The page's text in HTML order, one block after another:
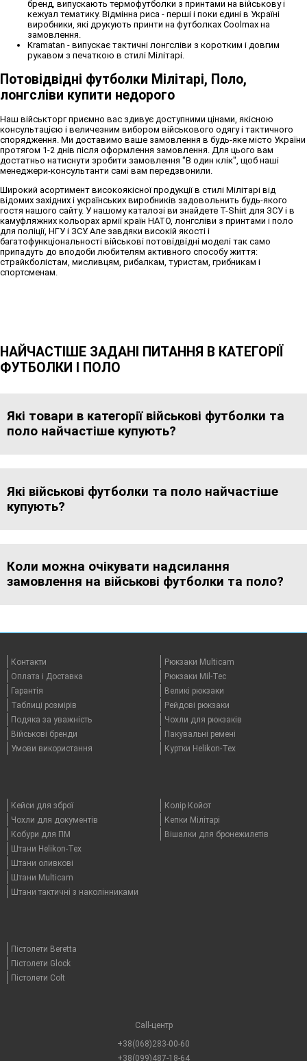
бренд, випускають термофутболки з принтами на військову і
кежуал тематику. Відмінна риса - перші і поки єдині в Україні
виробники, які друкують принти на футболках Coolmax на
замовлення.
Kramatan - випускає тактичні лонгсліви з коротким і довгим
рукавом з печаткою в стилі Мілітарі.
Потовідвідні футболки Мілітарі, Поло,
лонгсліви купити недорого
Наш військторг приємно вас здивує доступними цінами, якісною
консультацією і величезним вибором військового одягу і тактичного
спорядження. Ми доставимо ваше замовлення в будь-яке місто України
протягом 1-2 днів після оформлення замовлення. Для цього вам
достатньо натиснути зробити замовлення "В один клік", щоб наші
менеджери-консультанти самі вам передзвонили.
Широкий асортимент високоякісної продукції в стилі Мілітарі від
відомих західних і українських виробників задовольнить будь-якого
гостя нашого сайту. У нашому каталозі ви знайдете T-Shirt для ЗСУ і в
камуфляжних кольорах армії країн НАТО, лонгсліви з принтами і поло
для поліції, НГУ і ЗСУ. Але завдяки високій якості і
багатофункціональності військові потовідвідні моделі так само
припадуть до вподоби любителям активного способу життя:
страйкболістам, мисливцям, рибалкам, туристам, грибникам і
спортсменам.
НАЙЧАСТІШЕ ЗАДАНІ ПИТАННЯ В КАТЕГОРІЇ
ФУТБОЛКИ І ПОЛО
Які товари в категорії військові футболки та
поло найчастіше купують?
Які військові футболки та поло найчастіше
купують?
Коли можна очікувати надсилання
замовлення на військові футболки та поло?
Контакти
Оплата i Доставка
Гарантія
Таблицi розмірів
Подяка за уважність
Військові бренди
Умови використання
Рюкзаки Multicam
Рюкзаки Mil-Tec
Великі рюкзаки
Рейдові рюкзаки
Чохли для рюкзаків
Пакувальні ремені
Куртки Helikon-Tex
Кейси для зброї
Чохли для документів
Кобури для ПМ
Штани Helikon-Tex
Штани оливкові
Штани Multicam
Штани тактичні з наколінниками
Колір Койот
Кепки Мілітарі
Вішалки для бронежилетів
Пістолети Beretta
Пістолети Glock
Пістолети Colt
Call-центр
+38(068)283-00-60
+38(099)487-18-64